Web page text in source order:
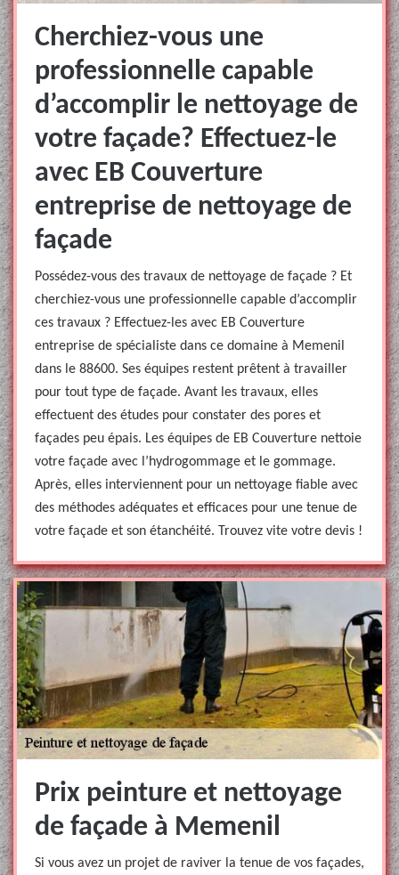
Cherchiez-vous une
professionnelle capable
d’accomplir le nettoyage de
votre façade? Effectuez-le
avec EB Couverture
entreprise de nettoyage de
façade
Possédez-vous des travaux de nettoyage de façade ? Et
cherchiez-vous une professionnelle capable d’accomplir
ces travaux ? Effectuez-les avec EB Couverture
entreprise de spécialiste dans ce domaine à Memenil
dans le 88600. Ses équipes restent prêtent à travailler
pour tout type de façade. Avant les travaux, elles
effectuent des études pour constater des pores et
façades peu épais. Les équipes de EB Couverture nettoie
votre façade avec l’hydrogommage et le gommage.
Après, elles interviennent pour un nettoyage fiable avec
des méthodes adéquates et efficaces pour une tenue de
votre façade et son étanchéité. Trouvez vite votre devis !
Prix peinture et nettoyage
de façade à Memenil
Si vous avez un projet de raviver la tenue de vos façades,